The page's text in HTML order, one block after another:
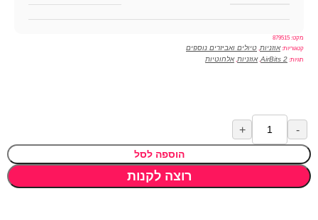
מקט: 879515
קטגוריות: אוזניות, טיולים ואביזרים נוספים
תגיות: AirBits 2
,אוזניות,אלחוטיות
הוספה לסל
רוצה לקנות